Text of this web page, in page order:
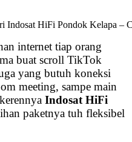
Indosat HiFi Pondok Kelapa –
internet tiap orang
buat scroll TikTok
yang butuh koneksi
meeting, sampe main
Indosat HiFi
paketnya tuh fleksibel